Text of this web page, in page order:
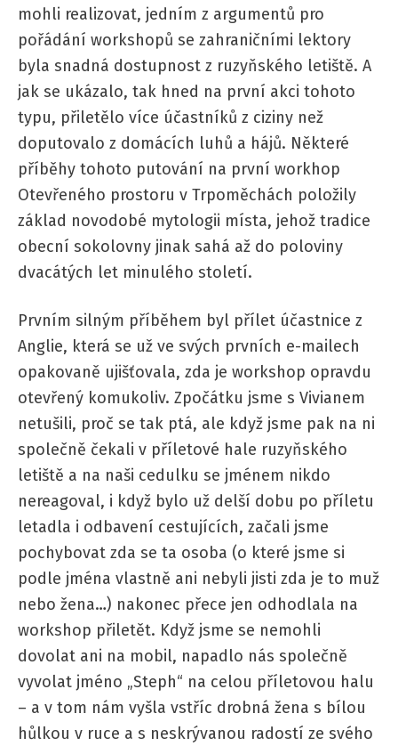
mohli realizovat, jedním z argumentů pro
pořádání workshopů se zahraničními lektory
byla snadná dostupnost z ruzyňského letiště. A
jak se ukázalo, tak hned na první akci tohoto
typu, přiletělo více účastníků z ciziny než
doputovalo z domácích luhů a hájů. Některé
příběhy tohoto putování na první workhop
Otevřeného prostoru v Trpoměchách položily
základ novodobé mytologii místa, jehož tradice
obecní sokolovny jinak sahá až do poloviny
dvacátých let minulého století.
Prvním silným příběhem byl přílet účastnice z
Anglie, která se už ve svých prvních e-mailech
opakovaně ujišťovala, zda je workshop opravdu
otevřený komukoliv. Zpočátku jsme s Vivianem
netušili, proč se tak ptá, ale když jsme pak na ni
společně čekali v příletové hale ruzyňského
letiště a na naši cedulku se jménem nikdo
nereagoval, i když bylo už delší dobu po příletu
letadla i odbavení cestujících, začali jsme
pochybovat zda se ta osoba (o které jsme si
podle jména vlastně ani nebyli jisti zda je to muž
nebo žena…) nakonec přece jen odhodlala na
workshop přiletět. Když jsme se nemohli
dovolat ani na mobil, napadlo nás společně
vyvolat jméno „Steph“ na celou příletovou halu
– a v tom nám vyšla vstříc drobná žena s bílou
hůlkou v ruce a s neskrývanou radostí ze svého